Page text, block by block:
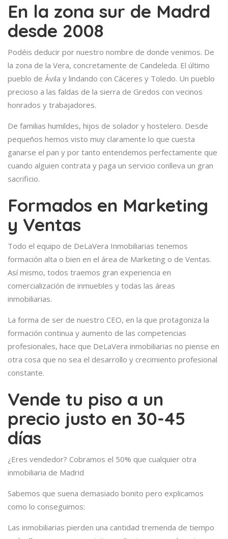
En la zona sur de Madrd
desde 2008
Podéis deducir por nuestro nombre de donde venimos. De
la zona de la Vera, concretamente de Candeleda. El último
pueblo de Ávila y lindando con Cáceres y Toledo. Un pueblo
precioso a las faldas de la sierra de Gredos con vecinos
honrados y trabajadores.
De familias humildes, hijos de solador y hostelero. Desde
pequeños hemos visto muy claramente lo que cuesta
ganarse el pan y por tanto entendemos perfectamente que
cuando alguien contrata y paga un servicio conlleva un gran
sacrificio.
Formados en Marketing
y Ventas
Todo el equipo de DeLaVera Inmobiliarias tenemos
formación alta o bien en el área de Marketing o de Ventas.
Así mismo, todos traemos gran experiencia en
comercialización de inmuebles y todas las áreas
inmobiliarias.
La forma de ser de nuestro CEO, en la que protagoniza la
formación continua y aumento de las competencias
profesionales, hace que DeLaVera inmobiliarias no piense en
otra cosa que no sea el desarrollo y crecimiento profesional
constante.
Vende tu piso a un
precio justo en 30-45
días
¿Eres vendedor? Cobramos el 50% que cualquier otra
inmobiliaria de Madrid
Sabemos que suena demasiado bonito pero explicamos
como lo conseguimos:
Las inmobiliarias pierden una cantidad tremenda de tiempo